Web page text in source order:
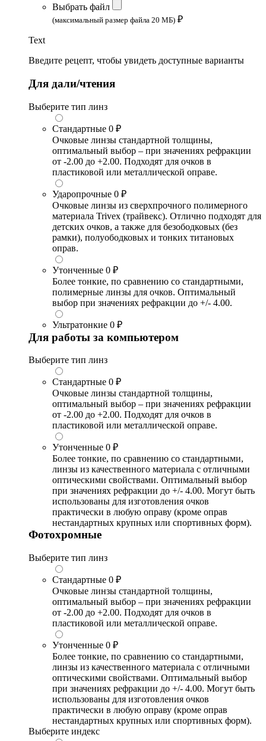
Выбрать файл
(максимальный размер файла 20 МБ) ₽
Text
Введите рецепт, чтобы увидеть доступные варианты
Для дали/чтения
Выберите тип линз
Стандартные 0 ₽
Очковые линзы стандартной толщины,
оптимальный выбор – при значениях рефракции
от -2.00 до +2.00. Подходят для очков в
пластиковой или металлической оправе.
Ударопрочные 0 ₽
Очковые линзы из сверхпрочного полимерного
материала Trivex (трайвекс). Отлично подходят для
детских очков, а также для безободковых (без
рамки), полуободковых и тонких титановых
оправ.
Утонченные 0 ₽
Более тонкие, по сравнению со стандартными,
полимерные линзы для очков. Оптимальный
выбор при значениях рефракции до +/- 4.00.
Ультратонкие 0 ₽
Для работы за компьютером
Выберите тип линз
Стандартные 0 ₽
Очковые линзы стандартной толщины,
оптимальный выбор – при значениях рефракции
от -2.00 до +2.00. Подходят для очков в
пластиковой или металлической оправе.
Утонченные 0 ₽
Более тонкие, по сравнению со стандартными,
линзы из качественного материала с отличными
оптическими свойствами. Оптимальный выбор
при значениях рефракции до +/- 4.00. Могут быть
использованы для изготовления очков
практически в любую оправу (кроме оправ
нестандартных крупных или спортивных форм).
Фотохромные
Выберите тип линз
Стандартные 0 ₽
Очковые линзы стандартной толщины,
оптимальный выбор – при значениях рефракции
от -2.00 до +2.00. Подходят для очков в
пластиковой или металлической оправе.
Утонченные 0 ₽
Более тонкие, по сравнению со стандартными,
линзы из качественного материала с отличными
оптическими свойствами. Оптимальный выбор
при значениях рефракции до +/- 4.00. Могут быть
использованы для изготовления очков
практически в любую оправу (кроме оправ
нестандартных крупных или спортивных форм).
Выберите индекс